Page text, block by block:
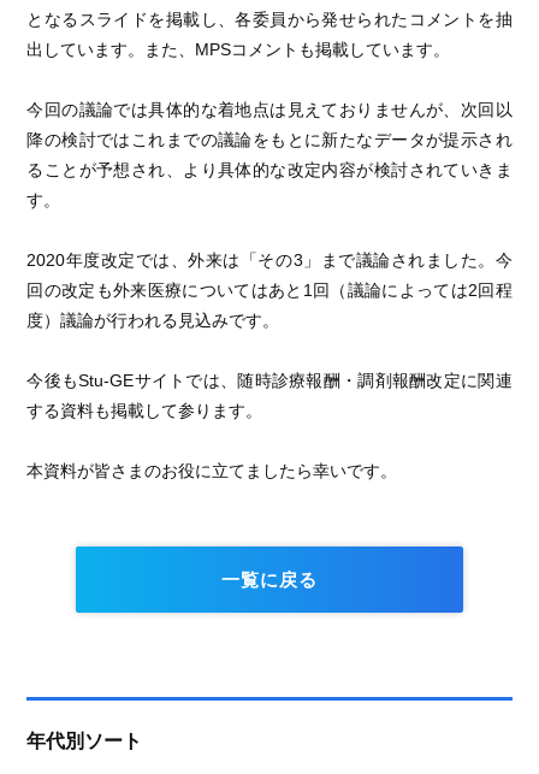
となるスライドを掲載し、各委員から発せられたコメントを抽
出しています。また、MPSコメントも掲載しています。
今回の議論では具体的な着地点は見えておりませんが、次回以
降の検討ではこれまでの議論をもとに新たなデータが提示され
ることが予想され、より具体的な改定内容が検討されていきま
す。
2020年度改定では、外来は「その3」まで議論されました。今
回の改定も外来医療についてはあと1回（議論によっては2回程
度）議論が行われる見込みです。
今後もStu-GEサイトでは、随時診療報酬・調剤報酬改定に関連
する資料も掲載して参ります。
本資料が皆さまのお役に立てましたら幸いです。
一覧に戻る
年代別ソート